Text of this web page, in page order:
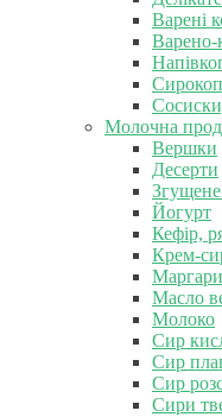
Варені
Варено-
Молочна
Вершки
Десерти
Йогурт
Кефір,
Крем-
Масло
Молоко
Сир
Сир
Сир
Сири